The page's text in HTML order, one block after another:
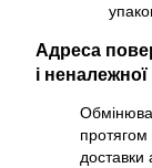
Адреса
і неналежної
доставки